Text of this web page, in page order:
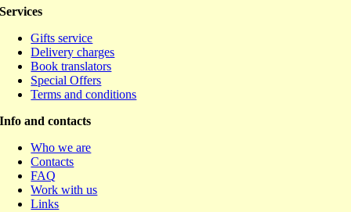
Services
Gifts service
Delivery charges
Book translators
Special Offers
Terms and conditions
Info and contacts
Who we are
Contacts
FAQ
Work with us
Links